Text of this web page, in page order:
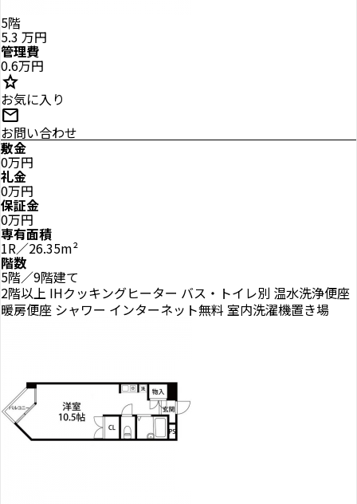
5階
5.3 万円
管理費
0.6万円
star
お気に入り
mail
お問い合わせ
敷金
0万円
礼金
0万円
保証金
0万円
専有面積
1R／26.35m²
階数
5階／9階建て
2階以上 IHクッキングヒーター バス・トイレ別 温水洗浄便座
暖房便座 シャワー インターネット無料 室内洗濯機置き場